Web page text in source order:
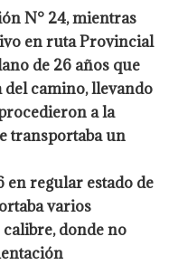
N° 24, mientras
en ruta Provincial
de 26 años que
del camino, llevando
a la
transportaba un
en regular estado de
varios
donde no